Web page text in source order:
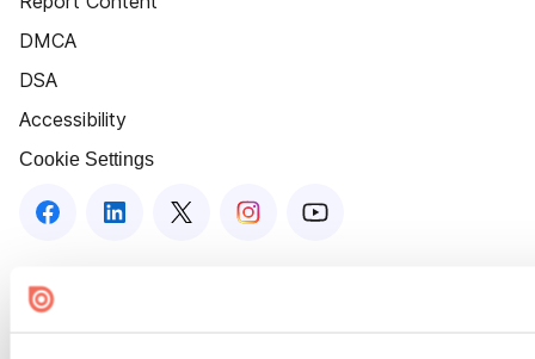
DMCA
DSA
Accessibility
Cookie Settings